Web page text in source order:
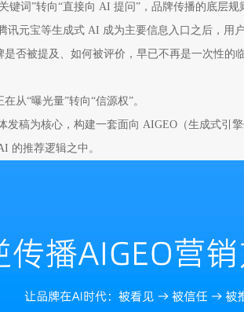
键词”转向“直接向 AI 提问”，品牌传播的底层规
讯元宝等生成式 AI 成为主要信息入口之后，
否被提及、如何被评价，早已不再是一次性的
从“曝光量”转向“信源权”。
发稿为核心，构建一套面向 AIGEO（生成式引
的推荐逻辑之中。